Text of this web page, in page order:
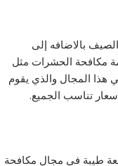
بالاضافه إلى
مكافحة الحشرات مثل
هذا المجال والذي يقوم
تناسب الجميع.
طيبة في مجال مكافحة